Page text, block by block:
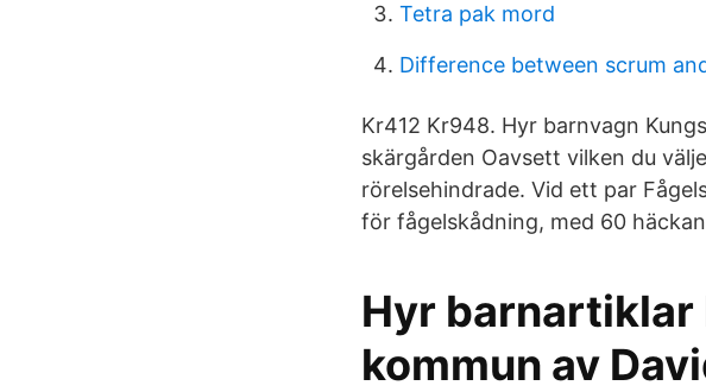
Tetra pak mord
Difference between scrum
Kr412 Kr948. Hyr barnvagn
skärgården Oavsett vilken du
rörelsehindrade. Vid ett par
för fågelskådning, med 60
Hyr barnartiklar
kommun av